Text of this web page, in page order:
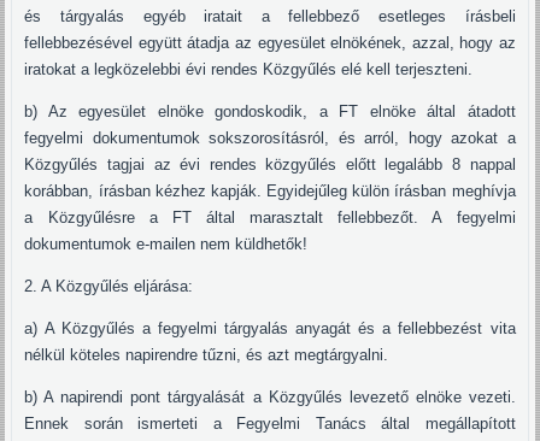
és tárgyalás egyéb iratait a fellebbező esetleges írásbeli
fellebbezésével együtt átadja az egyesület elnökének, azzal, hogy az
iratokat a legközelebbi évi rendes Közgyűlés elé kell terjeszteni.
b) Az egyesület elnöke gondoskodik, a FT elnöke által átadott
fegyelmi dokumentumok sokszorosításról, és arról, hogy azokat a
Közgyűlés tagjai az évi rendes közgyűlés előtt legalább 8 nappal
korábban, írásban kézhez kapják. Egyidejűleg külön írásban meghívja
a Közgyűlésre a FT által marasztalt fellebbezőt. A fegyelmi
dokumentumok e-mailen nem küldhetők!
2. A Közgyűlés eljárása:
a) A Közgyűlés a fegyelmi tárgyalás anyagát és a fellebbezést vita
nélkül köteles napirendre tűzni, és azt megtárgyalni.
b) A napirendi pont tárgyalását a Közgyűlés levezető elnöke vezeti.
Ennek során ismerteti a Fegyelmi Tanács által megállapított